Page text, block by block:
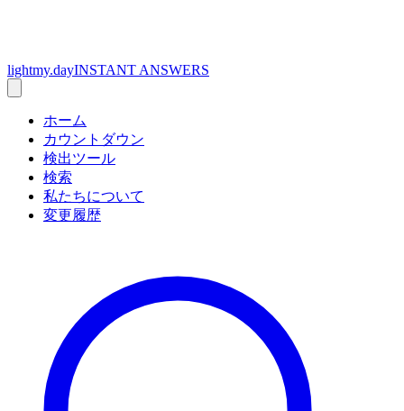
lightmy.dayINSTANT ANSWERS
ホーム
カウントダウン
検出ツール
検索
私たちについて
変更履歴